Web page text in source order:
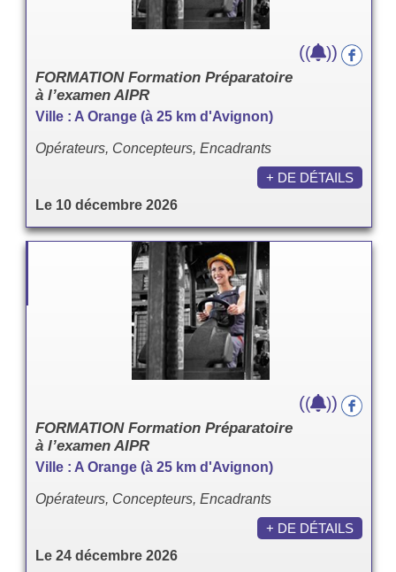
FORMATION Formation Préparatoire
à l’examen AIPR
Ville : A Orange (à 25 km d'Avignon)
Opérateurs, Concepteurs, Encadrants
Le 10 décembre 2026
(( ))
+ DE DÉTAILS
FORMATION Formation Préparatoire
à l’examen AIPR
Ville : A Orange (à 25 km d'Avignon)
Opérateurs, Concepteurs, Encadrants
Le 24 décembre 2026
(( ))
+ DE DÉTAILS